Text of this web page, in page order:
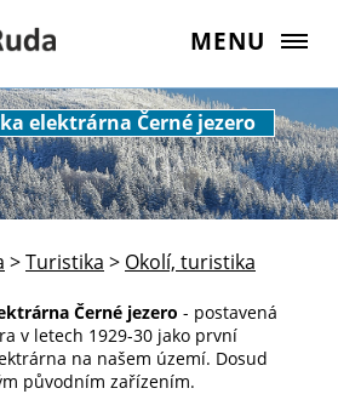
MENU
elektrárna Černé jezero
>Turistika > Okolí, turistika
Černé jezero - postavená
v letech 1929-30 jako první
na našem území. Dosud
původním zařízením.